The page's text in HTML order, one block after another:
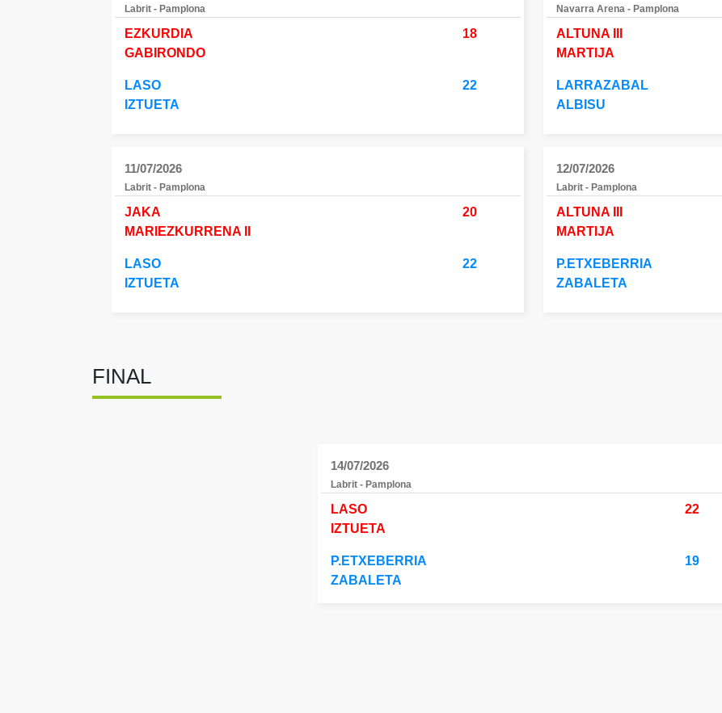
Labrit - Pamplona
EZKURDIA
GABIRONDO
18
LASO
IZTUETA
22
11/07/2026
Labrit - Pamplona
JAKA
MARIEZKURRENA II
20
LASO
IZTUETA
22
Navarra Arena - Pamplona
ALTUNA III
MARTIJA
LARRAZABAL
ALBISU
12/07/2026
Labrit - Pamplona
ALTUNA III
MARTIJA
P.ETXEBERRIA
ZABALETA
FINAL
14/07/2026
Labrit - Pamplona
LASO
IZTUETA
22
P.ETXEBERRIA
ZABALETA
19